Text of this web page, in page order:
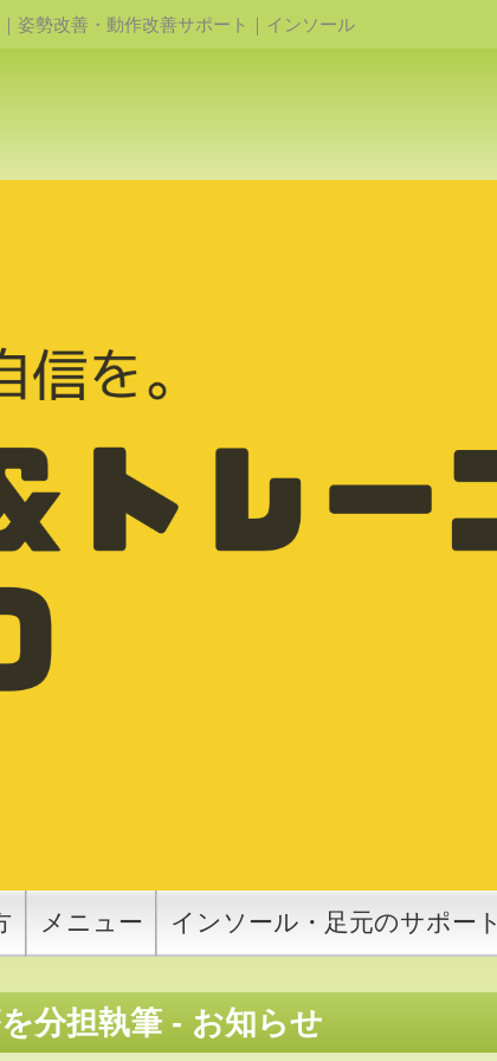
姿勢改善・動作改善サポート｜インソール
メニュー インソール・足元のサポート
分担執筆 - お知らせ